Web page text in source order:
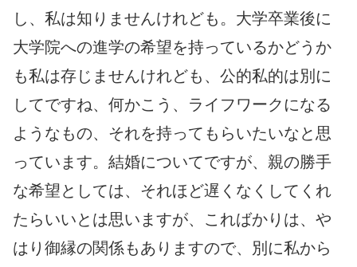
し、私は知りませんけれども。大学卒業後に
大学院への進学の希望を持っているかどうか
も私は存じませんけれども、公的私的は別に
してですね、何かこう、ライフワークになる
ようなもの、それを持ってもらいたいなと思
っています。結婚についてですが、親の勝手
な希望としては、それほど遅くなくしてくれ
たらいいとは思いますが、こればかりは、や
はり御縁の関係もありますので、別に私から